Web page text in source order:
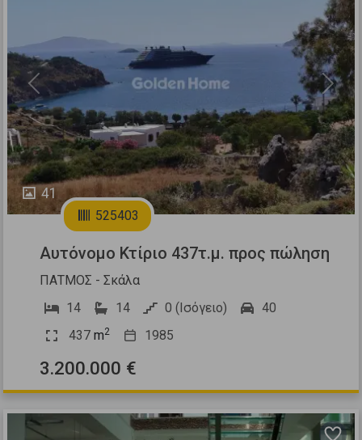
41
Previous Next
525403
Αυτόνομο Κτίριο 437τ.μ. προς πώληση
ΠΑΤΜΟΣ - Σκάλα
14
14 0 (Ισόγειο)
40
437 m2 1985
3.200.000 €